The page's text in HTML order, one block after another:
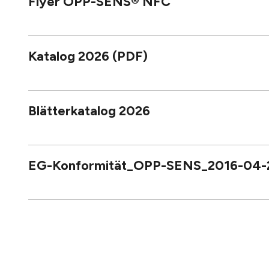
Katalog 2026 (PDF)
Blätterkatalog 2026
EG-Konformität_OPP-SENS_2016-